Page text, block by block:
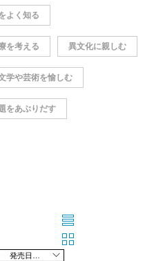
よく知る
を考える 異文化に親しむ
学や芸術を愉しむ
をあぶりだす